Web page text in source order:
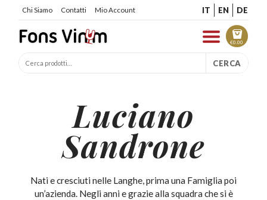
Chi Siamo Contatti Mio Account IT EN DE
€0.00
CERCA
Luciano
Sandrone
Nati e cresciuti nelle Langhe, prima una Famiglia poi
un’azienda. Negli anni e grazie alla squadra che si è